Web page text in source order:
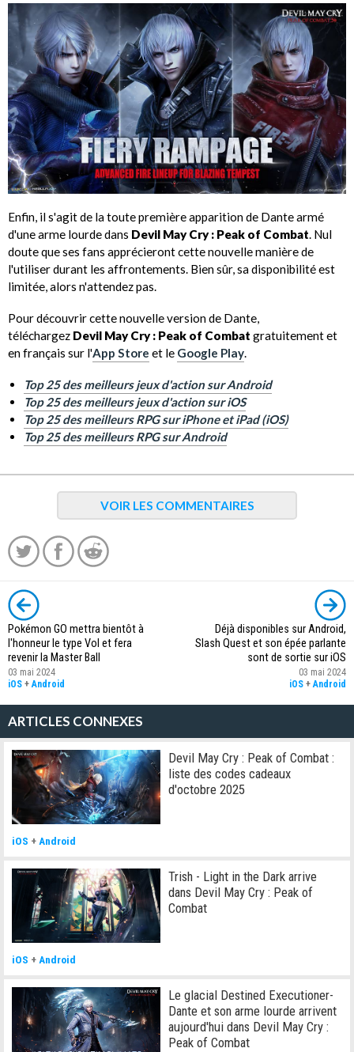
Enfin, il s'agit de la toute première apparition de Dante armé
d'une arme lourde dans Devil May Cry : Peak of Combat. Nul
doute que ses fans apprécieront cette nouvelle manière de
l'utiliser durant les affrontements. Bien sûr, sa disponibilité est
limitée, alors n'attendez pas.
Pour découvrir cette nouvelle version de Dante,
téléchargez Devil May Cry : Peak of Combat gratuitement et
en français sur l'App Store et le Google Play.
Top 25 des meilleurs jeux d'action sur Android
Top 25 des meilleurs jeux d'action sur iOS
Top 25 des meilleurs RPG sur iPhone et iPad (iOS)
Top 25 des meilleurs RPG sur Android
VOIR LES COMMENTAIRES
Pokémon GO mettra bientôt à
l'honneur le type Vol et fera
revenir la Master Ball
03 mai 2024
iOS +Android
Déjà disponibles sur Android,
Slash Quest et son épée parlante
sont de sortie sur iOS
03 mai 2024
iOS +Android
ARTICLES CONNEXES
Devil May Cry : Peak of Combat :
liste des codes cadeaux
d'octobre 2025
iOS + Android
Trish - Light in the Dark arrive
dans Devil May Cry : Peak of
Combat
iOS + Android
Le glacial Destined Executioner-
Dante et son arme lourde arrivent
aujourd'hui dans Devil May Cry :
Peak of Combat